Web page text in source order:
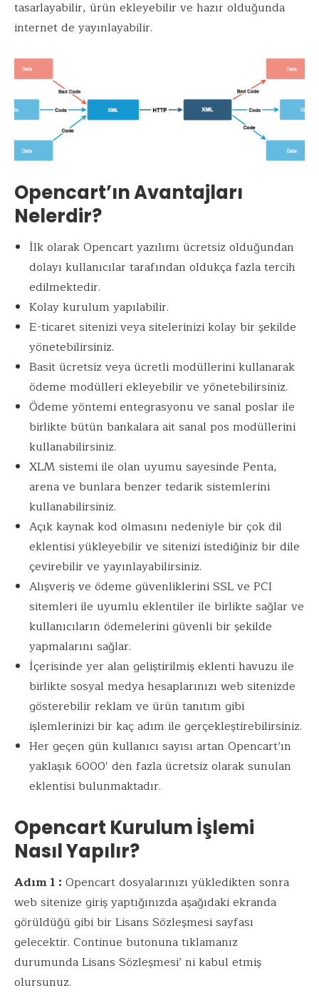
tasarlayabilir, ürün ekleyebilir ve hazır olduğunda
internet de yayınlayabilir.
Opencart’ın Avantajları
Nelerdir?
İlk olarak Opencart yazılımı ücretsiz olduğundan
dolayı kullanıcılar tarafından oldukça fazla tercih
edilmektedir.
Kolay kurulum yapılabilir.
E-ticaret sitenizi veya sitelerinizi kolay bir şekilde
yönetebilirsiniz.
Basit ücretsiz veya ücretli modüllerini kullanarak
ödeme modülleri ekleyebilir ve yönetebilirsiniz.
Ödeme yöntemi entegrasyonu ve sanal poslar ile
birlikte bütün bankalara ait sanal pos modüllerini
kullanabilirsiniz.
XLM sistemi ile olan uyumu sayesinde Penta,
arena ve bunlara benzer tedarik sistemlerini
kullanabilirsiniz.
Açık kaynak kod olmasını nedeniyle bir çok dil
eklentisi yükleyebilir ve sitenizi istediğiniz bir dile
çevirebilir ve yayınlayabilirsiniz.
Alışveriş ve ödeme güvenliklerini SSL ve PCI
sitemleri ile uyumlu eklentiler ile birlikte sağlar ve
kullanıcıların ödemelerini güvenli bir şekilde
yapmalarını sağlar.
İçerisinde yer alan geliştirilmiş eklenti havuzu ile
birlikte sosyal medya hesaplarınızı web sitenizde
gösterebilir reklam ve ürün tanıtım gibi
işlemlerinizi bir kaç adım ile gerçekleştirebilirsiniz.
Her geçen gün kullanıcı sayısı artan Opencart’ın
yaklaşık 6000′ den fazla ücretsiz olarak sunulan
eklentisi bulunmaktadır.
Opencart Kurulum İşlemi
Nasıl Yapılır?
Adım 1 : Opencart dosyalarınızı yükledikten sonra
web sitenize giriş yaptığınızda aşağıdaki ekranda
görüldüğü gibi bir Lisans Sözleşmesi sayfası
gelecektir. Continue butonuna tıklamanız
durumunda Lisans Sözleşmesi’ ni kabul etmiş
olursunuz.